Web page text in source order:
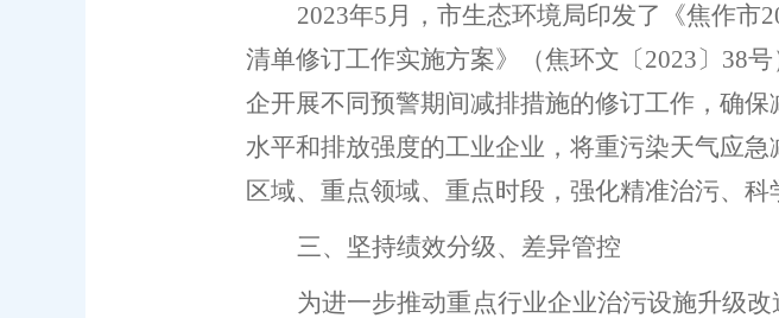
2023年5月，市生态环境局印发了 《焦作市
清单修订工作实施方案》（焦环文 〔2023〕 38号
企开展不同预警期间减排措施的修订工作，确
水平和排放强度的工业企业，将重污染天气应
区域、重点领域、重点时段， 强化精准治污、科
三、坚持绩效分级、差异管控
为进一步推动重点行业企业治污设施升级